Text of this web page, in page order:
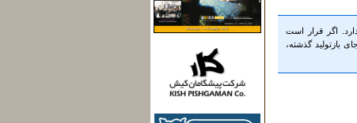
اگر قرار است
بازتولید گذشته،